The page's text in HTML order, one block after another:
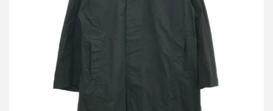
アーツアンドサイエンス コットンバルマカンコート 051-U105-043